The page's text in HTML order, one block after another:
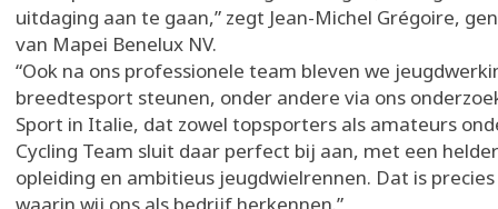
uitdaging aan te gaan,” zegt Jean-Michel Grégoire,
van Mapei Benelux NV.
“Ook na ons professionele team bleven we
breedtesport steunen, onder andere via ons
Sport in Italie, dat zowel topsporters als amateurs
Cycling Team sluit daar perfect bij aan, met een
opleiding en ambitieus jeugdwielrennen. Dat is